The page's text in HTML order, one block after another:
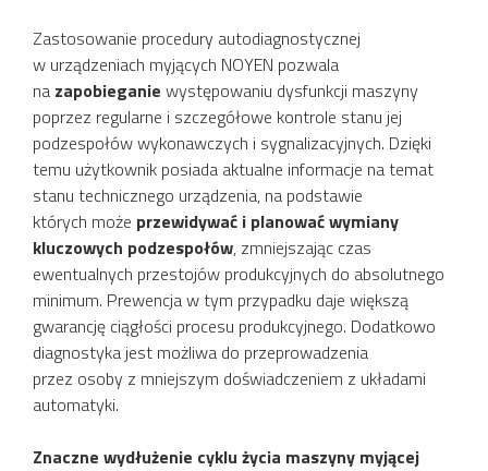
Zastosowanie procedury autodiagnostycznej
w urządzeniach myjących NOYEN pozwala
na zapobieganie występowaniu dysfunkcji maszyny
poprzez regularne i szczegółowe kontrole stanu jej
podzespołów wykonawczych i sygnalizacyjnych. Dzięki
temu użytkownik posiada aktualne informacje na temat
stanu technicznego urządzenia, na podstawie
których może przewidywać i planować wymiany
kluczowych podzespołów, zmniejszając czas
ewentualnych przestojów produkcyjnych do absolutnego
minimum. Prewencja w tym przypadku daje większą
gwarancję ciągłości procesu produkcyjnego. Dodatkowo
diagnostyka jest możliwa do przeprowadzenia
przez osoby z mniejszym doświadczeniem z układami
automatyki.
Znaczne wydłużenie cyklu życia maszyny myjącej